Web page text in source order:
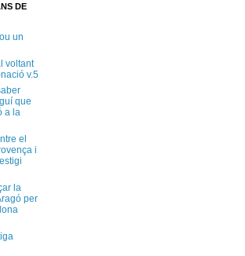
DE
un
voltant
v.5
que
a la
el
i
la
per